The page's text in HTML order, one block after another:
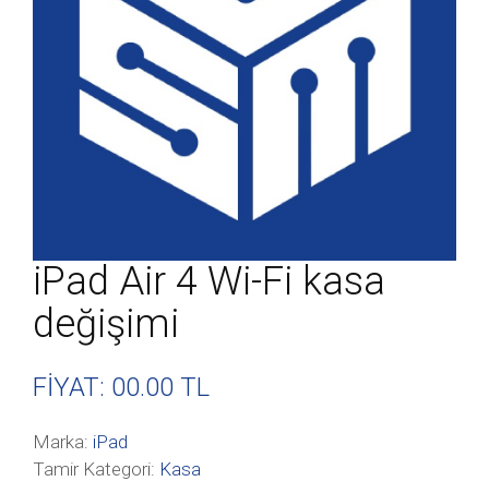
iPad Air 4 Wi-Fi kasa
değişimi
FİYAT: 00.00 TL
Marka: iPad
Tamir Kategori: Kasa